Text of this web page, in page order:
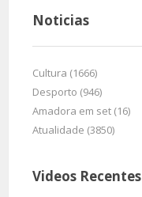
Noticias
Cultura (1666)
Desporto (946)
Amadora em set (16)
Atualidade (3850)
Videos Recentes